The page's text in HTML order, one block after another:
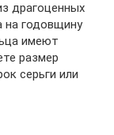
драгоценных
на годовщину
имеют
размер
серьги или